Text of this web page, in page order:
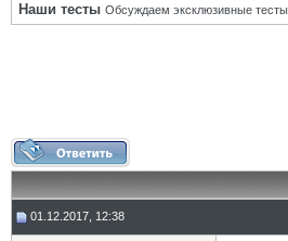
Наши тесты Обсуждаем эксклюзивные
01.12.2017, 12:38